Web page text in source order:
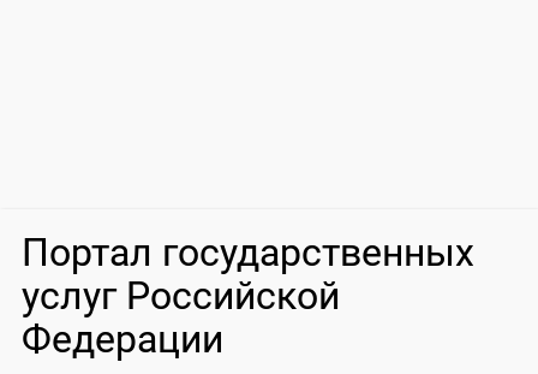
Портал государственных
услуг Российской
Федерации